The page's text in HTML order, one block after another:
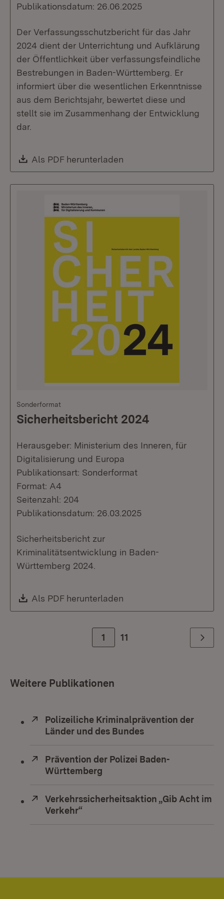
Publikationsdatum: 26.06.2025
Der Verfassungsschutzbericht für das Jahr
2024 dient der Unterrichtung und Aufklärung
der Öffentlichkeit über verfassungsfeindliche
Bestrebungen in Baden-Württemberg. Er
informiert über die wesentlichen Erkenntnisse
aus dem Berichtsjahr, bewertet diese und
stellt sie im Zusammenhang der Entwicklung
dar.
Download:
Als PDF herunterladen
Sonderformat
Sicherheitsbericht 2024
Herausgeber: Ministerium des Inneren, für
Digitalisierung und Europa
Publikationsart: Sonderformat
Format: A4
Seitenzahl: 204
Publikationsdatum: 26.03.2025
Sicherheitsbericht zur
Kriminalitätsentwicklung in Baden-
Württemberg 2024.
Download:
Als PDF herunterladen
Zur Seite
1 11 Weiter
Weitere Publikationen
Extern:
Polizeiliche Kriminalprävention der
Länder und des Bundes
Extern:
Prävention der Polizei Baden-
Württemberg
Extern:
Verkehrssicherheitsaktion „Gib Acht im
Verkehr“